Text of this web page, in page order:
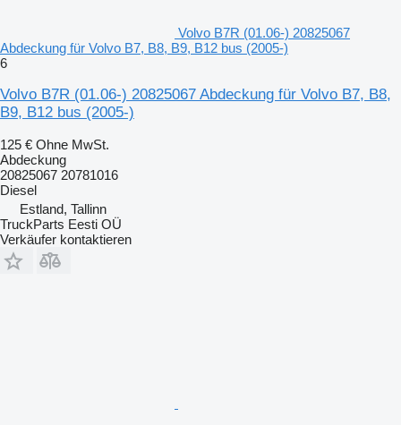
Volvo B7R (01.06-) 20825067
Abdeckung für Volvo B7, B8, B9, B12 bus (2005-)
6
Volvo B7R (01.06-) 20825067 Abdeckung für Volvo B7, B8,
B9, B12 bus (2005-)
125 € Ohne MwSt.
Abdeckung
20825067 20781016
Diesel
Estland, Tallinn
TruckParts Eesti OÜ
Verkäufer kontaktieren